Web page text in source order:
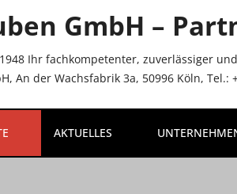
GmbH –
Ihr fachkompetenter, zuverlässiger
An der Wachsfabrik 3a, 50996 Köln, Tel.:
AKTUELLES